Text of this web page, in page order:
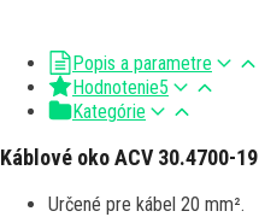
Popis a parametre
Hodnotenie5
Kategórie
Káblové oko ACV 30.4700-19
Určené pre kábel 20 mm².